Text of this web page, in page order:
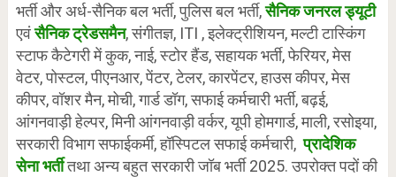
भर्ती और अर्ध-सैनिक बल भर्ती, पुलिस बल भर्ती,सैनिक जनरल ड्यूटी
एवंसैनिक ट्रेडसमैन, संगीतज्ञ, ITI , इलेक्ट्रीशियन, मल्टी टास्किंग
स्टाफ कैटेगरी में कुक, नाई, स्टोर हैंड, सहायक भर्ती, फेरियर, मेस
वेटर, पोस्टल, पीएनआर, पेंटर, टेलर, कारपेंटर, हाउस कीपर, मेस
कीपर, वॉशर मैन, मोची, गार्ड डॉग, सफाई कर्मचारी भर्ती, बढ़ई,
आंगनवाड़ी हेल्पर, मिनी आंगनवाड़ी वर्कर, यूपी होमगार्ड, माली, रसोइया,
सरकारी विभाग सफाईकर्मी, हॉस्पिटल सफाई कर्मचारी,प्रादेशिक
सेना भर्तीतथा अन्य बहुत सरकारी जॉब भर्ती 2025. उपरोक्त पदों की